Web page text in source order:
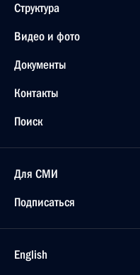
Структура
Видео и фото
Документы
Контакты
Поиск
Для СМИ
Подписаться
English